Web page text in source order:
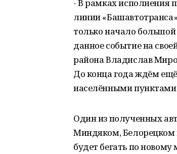
- В рамках исполнения
линии
только начало
данное событие на
района Владислав
До конца года ждём
населёнными пунктами
Один из полученных
Миндяком, Белорецком
будет бегать по